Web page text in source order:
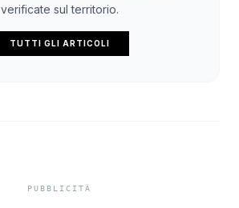
verificate sul territorio.
TUTTI GLI ARTICOLI